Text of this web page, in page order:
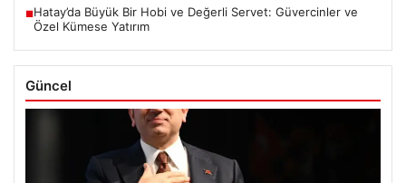
■Hatay’da Büyük Bir Hobi ve Değerli Servet: Güvercinler ve
Özel Kümese Yatırım
Güncel